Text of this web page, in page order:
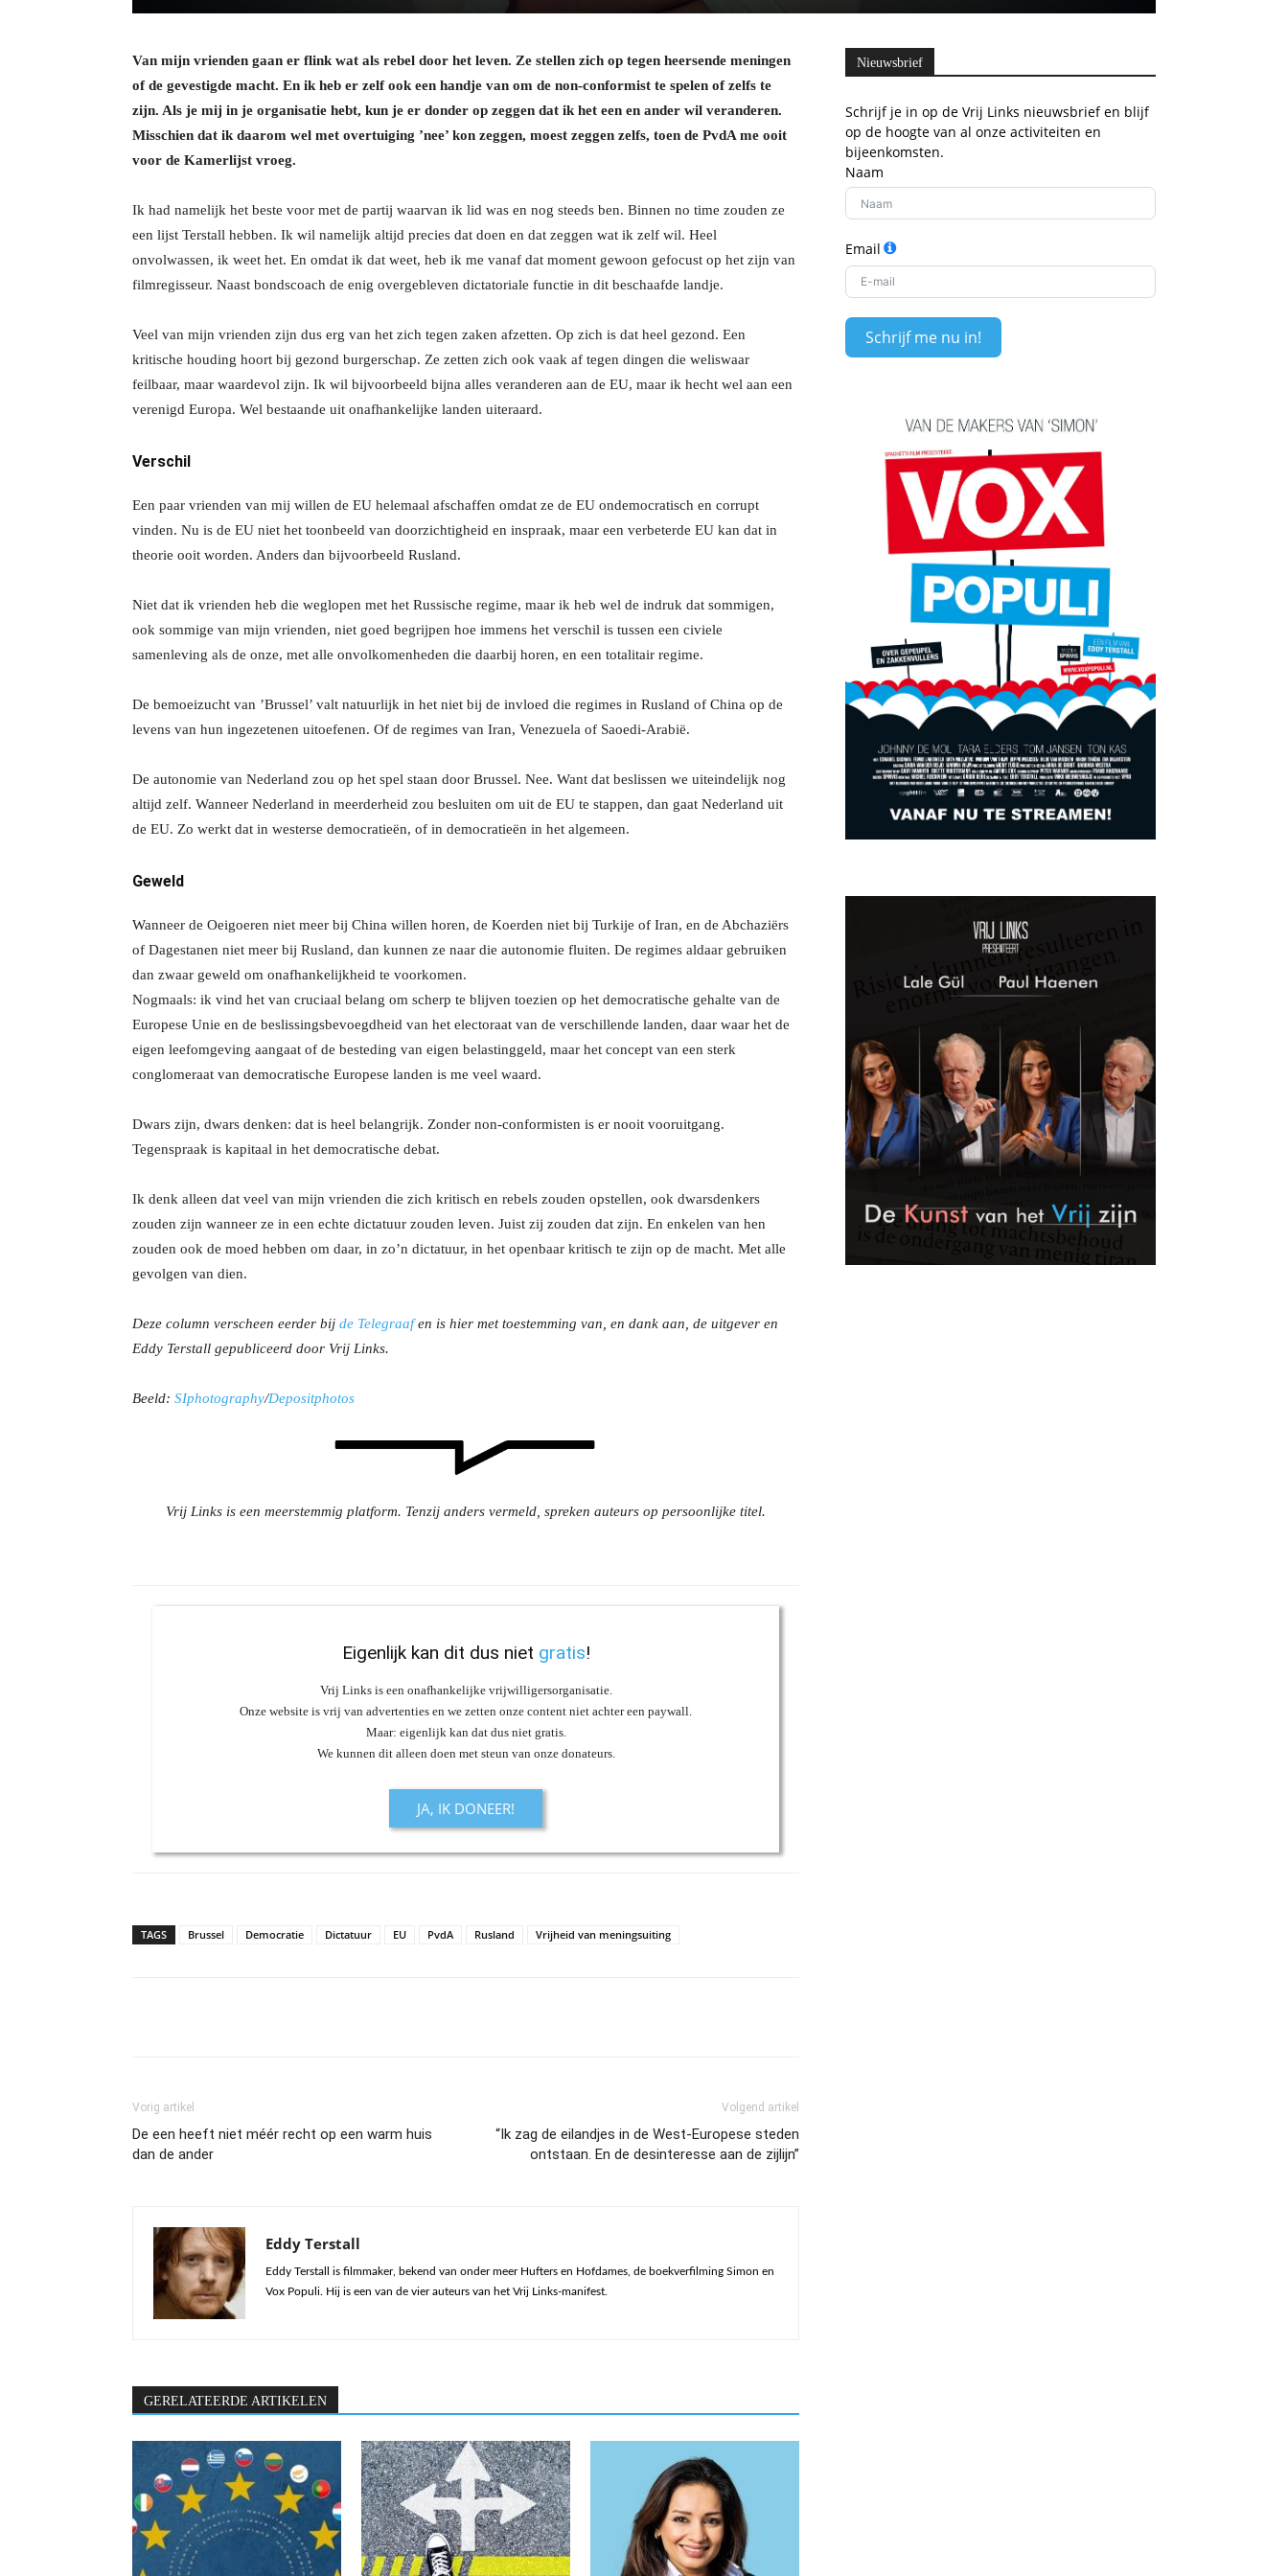
Van mijn vrienden gaan er flink wat als rebel door het leven. Ze stellen zich op tegen heersende meningen
of de gevestigde macht. En ik heb er zelf ook een handje van om de non-conformist te spelen of zelfs te
zijn. Als je mij in je organisatie hebt, kun je er donder op zeggen dat ik het een en ander wil veranderen.
Misschien dat ik daarom wel met overtuiging ’nee’ kon zeggen, moest zeggen zelfs, toen de PvdA me ooit
voor de Kamerlijst vroeg.
Ik had namelijk het beste voor met de partij waarvan ik lid was en nog steeds ben. Binnen no time zouden ze
een lijst Terstall hebben. Ik wil namelijk altijd precies dat doen en dat zeggen wat ik zelf wil. Heel
onvolwassen, ik weet het. En omdat ik dat weet, heb ik me vanaf dat moment gewoon gefocust op het zijn van
filmregisseur. Naast bondscoach de enig overgebleven dictatoriale functie in dit beschaafde landje.
Veel van mijn vrienden zijn dus erg van het zich tegen zaken afzetten. Op zich is dat heel gezond. Een
kritische houding hoort bij gezond burgerschap. Ze zetten zich ook vaak af tegen dingen die weliswaar
feilbaar, maar waardevol zijn. Ik wil bijvoorbeeld bijna alles veranderen aan de EU, maar ik hecht wel aan een
verenigd Europa. Wel bestaande uit onafhankelijke landen uiteraard.
Verschil
Een paar vrienden van mij willen de EU helemaal afschaffen omdat ze de EU ondemocratisch en corrupt
vinden. Nu is de EU niet het toonbeeld van doorzichtigheid en inspraak, maar een verbeterde EU kan dat in
theorie ooit worden. Anders dan bijvoorbeeld Rusland.
Niet dat ik vrienden heb die weglopen met het Russische regime, maar ik heb wel de indruk dat sommigen,
ook sommige van mijn vrienden, niet goed begrijpen hoe immens het verschil is tussen een civiele
samenleving als de onze, met alle onvolkomenheden die daarbij horen, en een totalitair regime.
De bemoeizucht van ’Brussel’ valt natuurlijk in het niet bij de invloed die regimes in Rusland of China op de
levens van hun ingezetenen uitoefenen. Of de regimes van Iran, Venezuela of Saoedi-Arabië.
De autonomie van Nederland zou op het spel staan door Brussel. Nee. Want dat beslissen we uiteindelijk nog
altijd zelf. Wanneer Nederland in meerderheid zou besluiten om uit de EU te stappen, dan gaat Nederland uit
de EU. Zo werkt dat in westerse democratieën, of in democratieën in het algemeen.
Geweld
Wanneer de Oeigoeren niet meer bij China willen horen, de Koerden niet bij Turkije of Iran, en de Abchaziërs
of Dagestanen niet meer bij Rusland, dan kunnen ze naar die autonomie fluiten. De regimes aldaar gebruiken
dan zwaar geweld om onafhankelijkheid te voorkomen.
Nogmaals: ik vind het van cruciaal belang om scherp te blijven toezien op het democratische gehalte van de
Europese Unie en de beslissingsbevoegdheid van het electoraat van de verschillende landen, daar waar het de
eigen leefomgeving aangaat of de besteding van eigen belastinggeld, maar het concept van een sterk
conglomeraat van democratische Europese landen is me veel waard.
Dwars zijn, dwars denken: dat is heel belangrijk. Zonder non-conformisten is er nooit vooruitgang.
Tegenspraak is kapitaal in het democratische debat.
Ik denk alleen dat veel van mijn vrienden die zich kritisch en rebels zouden opstellen, ook dwarsdenkers
zouden zijn wanneer ze in een echte dictatuur zouden leven. Juist zij zouden dat zijn. En enkelen van hen
zouden ook de moed hebben om daar, in zo’n dictatuur, in het openbaar kritisch te zijn op de macht. Met alle
gevolgen van dien.
Deze column verscheen eerder bij de Telegraafen is hier met toestemming van, en dank aan, de uitgever en
Eddy Terstall gepubliceerd door Vrij Links.
Beeld: SIphotography/Depositphotos
Vrij Links is een meerstemmig platform. Tenzij anders vermeld, spreken auteurs op persoonlijke titel.
Eigenlijk kan dit dus niet gratis!
Vrij Links is een onafhankelijke vrijwilligersorganisatie.
Onze website is vrij van advertenties en we zetten onze content niet achter een paywall.
Maar: eigenlijk kan dat dus niet gratis.
We kunnen dit alleen doen met steun van onze donateurs.
JA, IK DONEER!
TAGS Brussel Democratie Dictatuur EU PvdA Rusland Vrijheid van meningsuiting
Vorig artikel
De een heeft niet méér recht op een warm huis
dan de ander
Volgend artikel
“Ik zag de eilandjes in de West-Europese steden
ontstaan. En de desinteresse aan de zijlijn”
Eddy Terstall
Eddy Terstall is filmmaker, bekend van onder meer Hufters en Hofdames, de boekverfilming Simon en
Vox Populi. Hij is een van de vier auteurs van het Vrij Links-manifest.
GERELATEERDE ARTIKELEN
Nieuwsbrief
Schrijf je in op de Vrij Links nieuwsbrief en blijf
op de hoogte van al onze activiteiten en
bijeenkomsten.
Naam
Email
Schrijf me nu in!